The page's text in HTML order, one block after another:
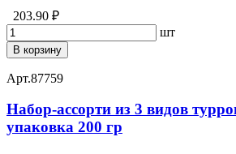
203.90 ₽
шт
В корзину
Арт.87759
Набор-ассорти из 3 видов
упаковка 200 гр